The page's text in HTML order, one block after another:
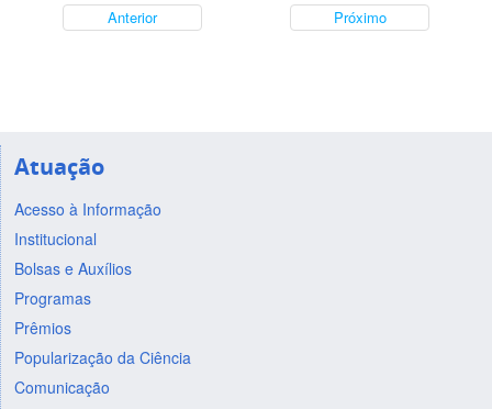
Anterior Próximo
Atuação
Acesso à Informação
Institucional
Bolsas e Auxílios
Programas
Prêmios
Popularização da Ciência
Comunicação